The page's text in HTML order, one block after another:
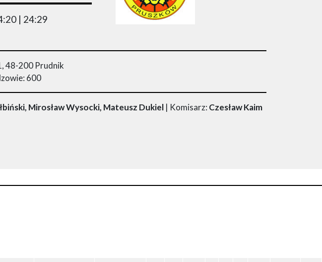
| 24:29
48-200 Prudnik
600
Mirosław Wysocki, Mateusz Dukiel| Komisarz: Czesław Kaim